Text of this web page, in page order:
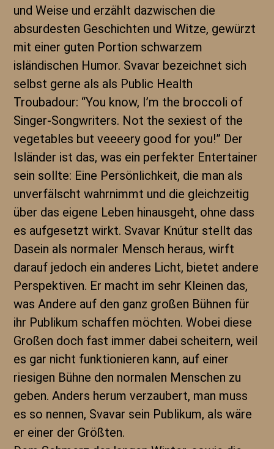
und Weise und erzählt dazwischen die
absurdesten Geschichten und Witze, gewürzt
mit einer guten Portion schwarzem
isländischen Humor. Svavar bezeichnet sich
selbst gerne als als Public Health
Troubadour: “You know, I’m the broccoli of
Singer-Songwriters. Not the sexiest of the
vegetables but veeeery good for you!” Der
Isländer ist das, was ein perfekter Entertainer
sein sollte: Eine Persönlichkeit, die man als
unverfälscht wahrnimmt und die gleichzeitig
über das eigene Leben hinausgeht, ohne dass
es aufgesetzt wirkt. Svavar Knútur stellt das
Dasein als normaler Mensch heraus, wirft
darauf jedoch ein anderes Licht, bietet andere
Perspektiven. Er macht im sehr Kleinen das,
was Andere auf den ganz großen Bühnen für
ihr Publikum schaffen möchten. Wobei diese
Großen doch fast immer dabei scheitern, weil
es gar nicht funktionieren kann, auf einer
riesigen Bühne den normalen Menschen zu
geben. Anders herum verzaubert, man muss
es so nennen, Svavar sein Publikum, als wäre
er einer der Größten.